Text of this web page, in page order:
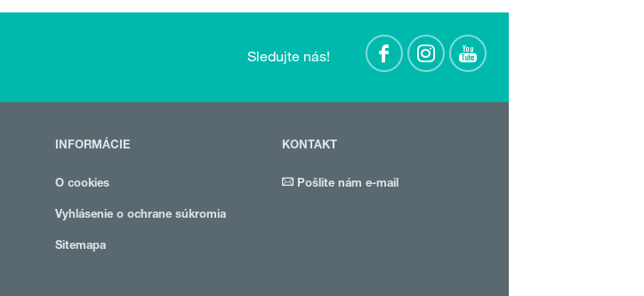
Sledujte nás!
INFORMÁCIE
O cookies
Vyhlásenie o ochrane súkromia
Sitemapa
KONTAKT
Pošlite nám e-mail